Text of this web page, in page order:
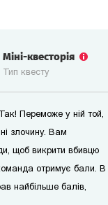
Тип квесту
Міні-квесторія
Переможе у ній той,
злочину. Вам
щоб викрити вбивцю
отримує бали. В
найбільше балів,